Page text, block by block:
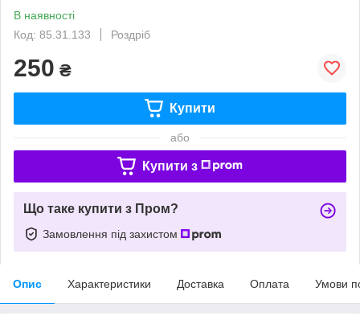
В наявності
Код: 85.31.133
Роздріб
250 ₴
Купити
або
Купити з
Що таке купити з Пром?
Замовлення під захистом
Опис Характеристики Доставка Оплата Умови